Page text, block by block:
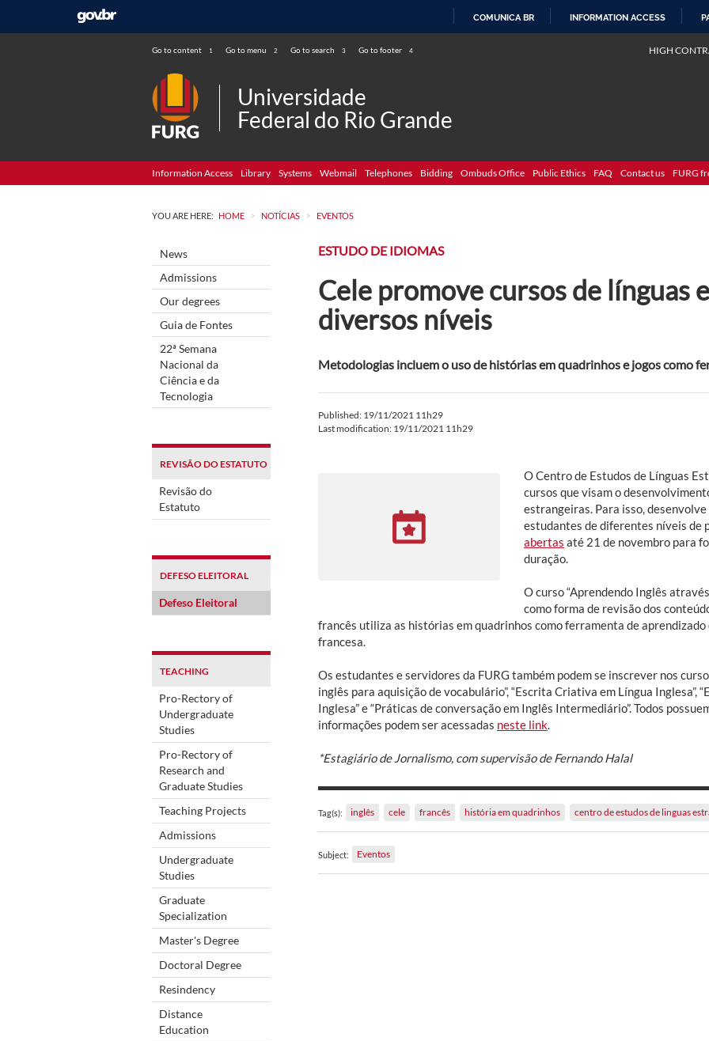
COMUNICA BR INFORMATION ACCESS
Go to content 1 Go to menu 2 Go to search 3 Go to footer 4 HIGH
Universidade
Federal do Rio Grande
Information Access Library Systems Webmail Telephones Bidding Ombuds Office Public Ethics FAQ Contact us FURG
YOU ARE HERE: HOME > NOTÍCIAS > EVENTOS
News
Admissions
Our degrees
Guia de Fontes
22ª Semana
Nacional da
Ciência e da
Tecnologia
REVISÃO DO ESTATUTO
Revisão do
Estatuto
DEFESO ELEITORAL
Defeso Eleitoral
TEACHING
Pro-Rectory of
Undergraduate
Studies
Pro-Rectory of
Research and
Graduate Studies
Teaching Projects
Admissions
Undergraduate
Studies
Graduate
Specialization
Master's Degree
Doctoral Degree
Resindency
Distance
Education
ESTUDO DE IDIOMAS
Cele promove cursos de línguas
diversos níveis
Metodologias incluem o uso de histórias em quadrinhos e jogos como
Published: 19/11/2021 11h29
Last modification: 19/11/2021 11h29
O Centro de Estudos de Línguas
cursos que visam o
estrangeiras. Para isso,
estudantes de diferentes níveis de
abertas até 21 de novembro para
duração.
O curso “Aprendendo Inglês
como forma de revisão dos
francês utiliza as histórias em quadrinhos como ferramenta de
francesa.
Os estudantes e servidores da FURG também podem se inscrever nos
inglês para aquisição de vocabulário”, “Escrita Criativa em Língua Inglesa”,
Inglesa” e “Práticas de conversação em Inglês Intermediário”. Todos
informações podem ser acessadas neste link
*Estagiário de Jornalismo, com supervisão de Fernando Halal
Tag(s): inglês cele francês história em quadrinhos centro de estudos de linguas
Subject: Eventos